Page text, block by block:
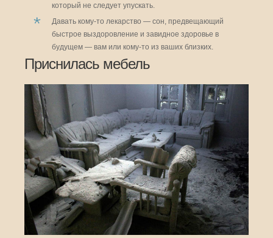
который не следует упускать.
Давать кому-то лекарство — сон, предвещающий
быстрое выздоровление и завидное здоровье в
будущем — вам или кому-то из ваших близких.
Приснилась мебель